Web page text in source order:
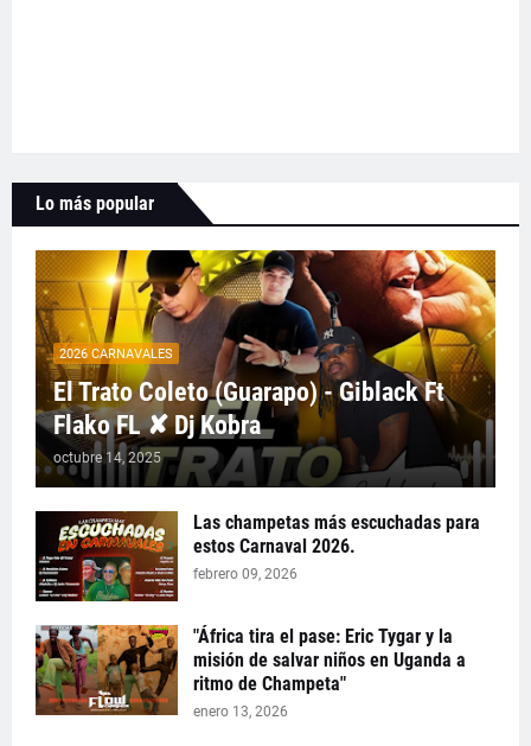
Lo más popular
2026 CARNAVALES
El Trato Coleto (Guarapo) - Giblack Ft
Flako FL ✘ Dj Kobra
octubre 14, 2025
Las champetas más escuchadas para
estos Carnaval 2026.
febrero 09, 2026
"África tira el pase: Eric Tygar y la
misión de salvar niños en Uganda a
ritmo de Champeta"
enero 13, 2026